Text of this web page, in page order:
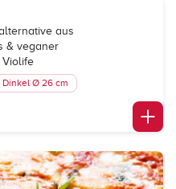
aus
& veganer
Violife
Dinkel Ø 26 cm